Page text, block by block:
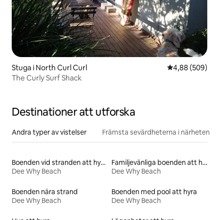
Stuga i North Curl Curl 4,88 av 5 i
4,88 (509)
The Curly Surf Shack
Destinationer att utforska
Andra typer av vistelser Främsta sevärdheterna i närheten
Boenden vid stranden att hyra
Dee Why Beach
Familjevänliga boenden att hyra
Dee Why Beach
Boenden nära strand
Dee Why Beach
Boenden med pool att hyra
Dee Why Beach